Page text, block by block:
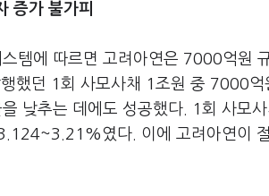
증가 불가피
템에 따르면 고려아연은 7000억원
했던 1회 사모사채 1조원 중 7000억
낮추는 데에도 성공했다. 1회 사모
였다. 이에 고려아연이